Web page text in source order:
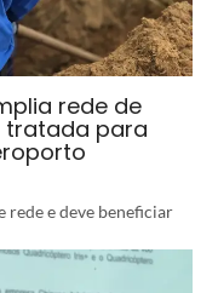
rede de
tratada para
rede e deve beneficiar